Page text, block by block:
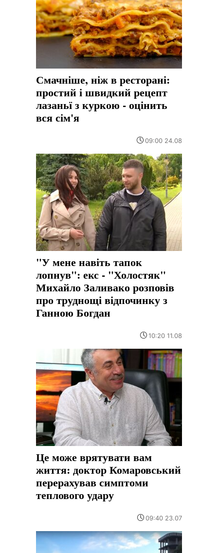
Смачніше, ніж в ресторані:
простий і швидкий рецепт
лазаньї з куркою - оцінить
вся сім'я
09:00 24.08
"У мене навіть тапок
лопнув": екс - "Холостяк"
Михайло Заливако розповів
про труднощі відпочинку з
Ганною Богдан
10:20 11.08
Це може врятувати вам
життя: доктор Комаровський
перерахував симптоми
теплового удару
09:40 23.07